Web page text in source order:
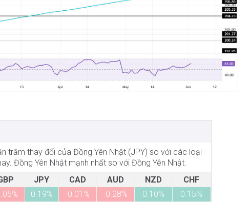
trăm thay đổi của Đồng Yên Nhật (JPY) so với các loại
Đồng Yên Nhật mạnh nhất so với Đồng Yên Nhật.
JPY CAD AUD NZD
CHF
0.19% -0.01% -0.28% 0.10%
0.15%